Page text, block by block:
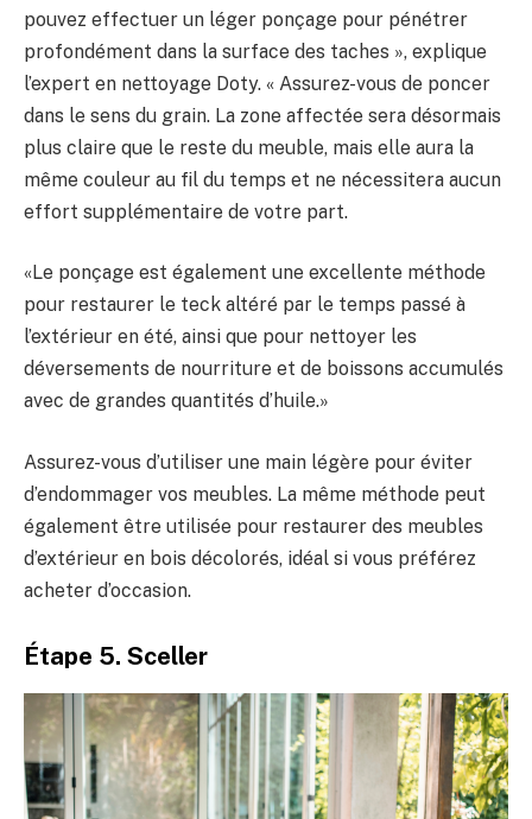
pouvez effectuer un léger ponçage pour pénétrer
profondément dans la surface des taches », explique
l’expert en nettoyage Doty. « Assurez-vous de poncer
dans le sens du grain. La zone affectée sera désormais
plus claire que le reste du meuble, mais elle aura la
même couleur au fil du temps et ne nécessitera aucun
effort supplémentaire de votre part.
«Le ponçage est également une excellente méthode
pour restaurer le teck altéré par le temps passé à
l’extérieur en été, ainsi que pour nettoyer les
déversements de nourriture et de boissons accumulés
avec de grandes quantités d’huile.»
Assurez-vous d’utiliser une main légère pour éviter
d’endommager vos meubles. La même méthode peut
également être utilisée pour restaurer des meubles
d’extérieur en bois décolorés, idéal si vous préférez
acheter d’occasion.
Étape 5. Sceller